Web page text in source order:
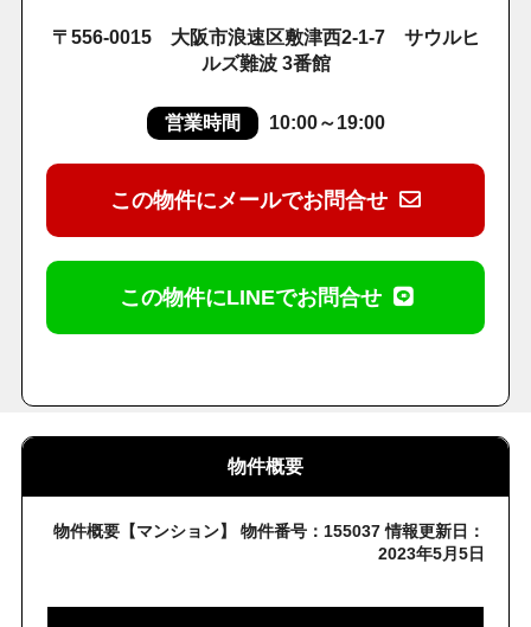
〒556-0015 大阪市浪速区敷津西2-1-7 サウルヒ
ルズ難波 3番館
営業時間 10:00～19:00
この物件にメールでお問合せ
この物件にLINEでお問合せ
物件概要
物件概要【マンション】 物件番号：155037 情報更新日：
2023年5月5日